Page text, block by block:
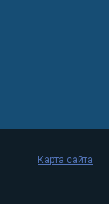
Карта сайта